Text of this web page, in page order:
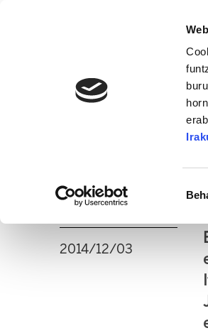
behar dira
2014/12/03